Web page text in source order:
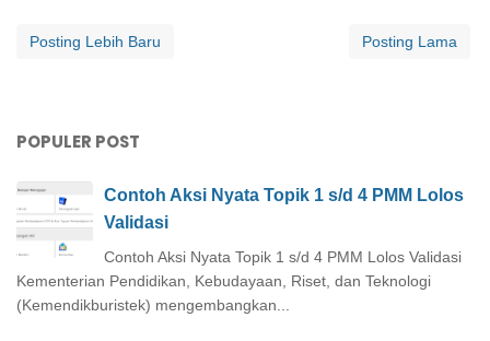
Posting Lebih Baru Posting Lama
POPULER POST
Contoh Aksi Nyata Topik 1 s/d 4 PMM Lolos
Validasi
Contoh Aksi Nyata Topik 1 s/d 4 PMM Lolos Validasi
Kementerian Pendidikan, Kebudayaan, Riset, dan Teknologi
(Kemendikburistek) mengembangkan...